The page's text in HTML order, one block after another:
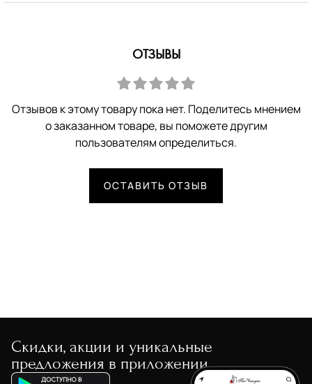
ОТЗЫВЫ
Отзывов к этому товару пока нет. Поделитесь мнением
о заказанном товаре, вы поможете другим
пользователям определиться.
ОСТАВИТЬ ОТЗЫВ
Скидки, акции и уникальные
предложения в приложении